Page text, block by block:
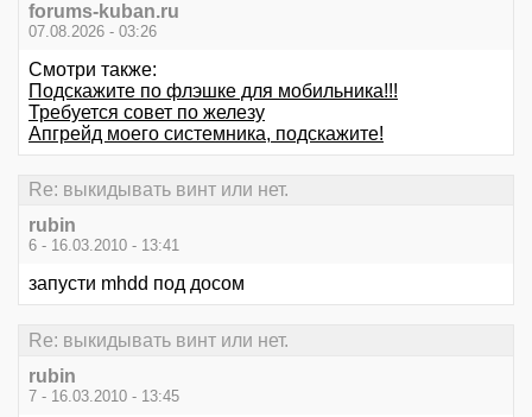
forums-kuban.ru
07.08.2026 - 03:26
Смотри также:
Подскажите по флэшке для мобильника!!!
Требуется совет по железу
Апгрейд моего системника, подскажите!
Re: выкидывать винт или нет.
rubin
6 - 16.03.2010 - 13:41
запусти mhdd под досом
Re: выкидывать винт или нет.
rubin
7 - 16.03.2010 - 13:45